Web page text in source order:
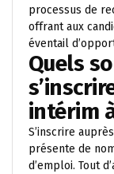
processus de
offrant aux
éventail
Quels
intérim
S’inscrire
présente de
d’emploi. Tout